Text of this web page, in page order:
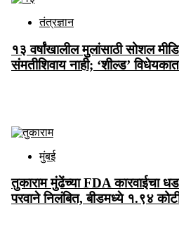
तंत्रज्ञान
१३ वर्षांखालील मुलांसाठी सोशल
संमतीशिवाय नाही; ‘शील्ड’
मुंबई
तुकाराम मुंढेंच्या FDA कारवाईचा
परवाने निलंबित, बीडमध्ये १.९४